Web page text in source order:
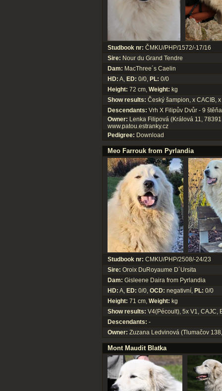
Studbook nr: ČMKU/PHP/1572/-17/16
Sire: Nour du Grand Tendre
Dam: MacThree´s Caelin
HD: A, ED: 0/0, PL: 0/0
Height: 72 cm, Weight: kg
Show results: Český šampion, x CACIB,
Descendants: Vrh X Filipův Dvůr - 9
Owner: Lenka Filipová (Králová 11,
www.patou.estranky.cz
Pedigree: Download
Meo Farrouk from Pyrlandia
Studbook nr: CMKU/PHP/2508/-24/23
Sire: Oroix DuRoyaume D´Ursita
Dam: Gisleene Daira from Pyrlandia
HD: A, ED: 0/0, OCD: negativní, PL: 0/0
Height: 71 cm, Weight: kg
Show results: V4(Pécoult), 5x V1, CAJC,
Descendants: -
Owner: Zuzana Ledvinová (Tlumačov
Mont Maudit Blatka